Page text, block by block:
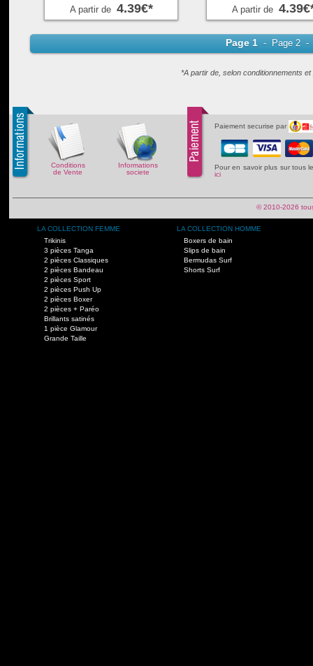
A partir de 4.39€* A partir de
Page 1 - Page 2 -
*A partir de, selon conditionnements
Conditions
de Vente
Informations
societe
Paiement securise par
Pour en savoir plus sur tous
ici
© 2010-2026
LA COLLECTION FEMME
Trikinis
3 pièces Tanga
2 pièces Classiques
2 pièces Bandeau
2 pièces Sport
2 pièces Push Up
2 pièces Boxer
2 pièces + Paréo
Brillants satinés
1 pièce Glamour
Grande Taille
LA COLLECTION HOMME
Boxers de bain
Slips de bain
Bermudas Surf
Shorts Surf